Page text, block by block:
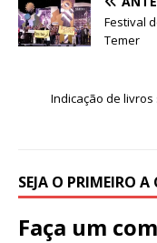
p o
k
Festival
Temer
Indicação de
SEJA O PRIMEIRO
Faça um